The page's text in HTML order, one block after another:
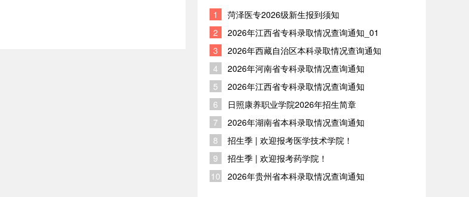
1
菏泽医专2026级新生报到须知
2
2026年江西省专科录取情况查询通知_01
3
2026年西藏自治区本科录取情况查询通知
4
2026年河南省专科录取情况查询通知
5
2026年江西省专科录取情况查询通知
6
日照康养职业学院2026年招生简章
7
2026年湖南省本科录取情况查询通知
8
招生季 | 欢迎报考医学技术学院！
9
招生季 | 欢迎报考药学院！
10
2026年贵州省本科录取情况查询通知